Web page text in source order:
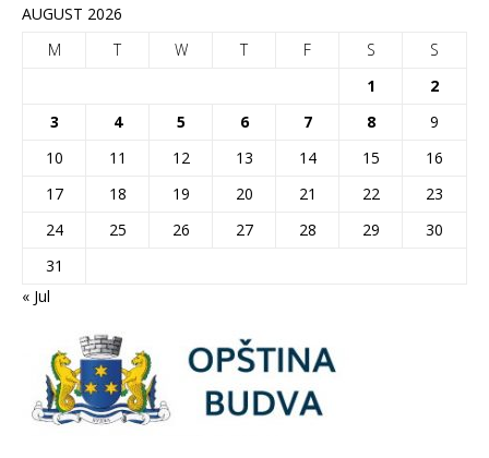
AUGUST 2026
M
T W T F S
S
1
2
3
4 5 6 7 8
9
10
11 12 13 14 15
16
17
18 19 20 21 22
23
24
25 26 27 28 29
30
31
« Jul